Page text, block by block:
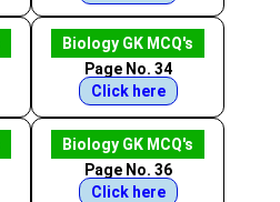
Biology GK MCQ's
Page No. 34
Click here
Biology GK MCQ's
Page No. 36
Click here